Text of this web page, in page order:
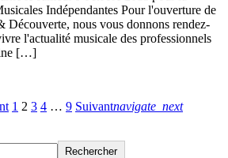
Indépendantes Pour l'ouverture de
Découverte, nous vous donnons rendez-
l'actualité musicale des professionnels
[…]
1 2 3 4 … 9 Suivantnavigate_next
Rechercher